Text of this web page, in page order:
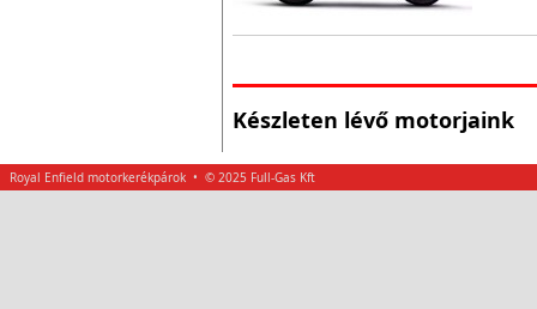
Készleten lévő motorjaink
Royal Enfield motorkerékpárok • © 2025 Full-Gas Kft